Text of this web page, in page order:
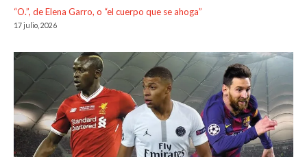
“O.”, de Elena Garro, o “el cuerpo que se ahoga”
17 julio, 2026